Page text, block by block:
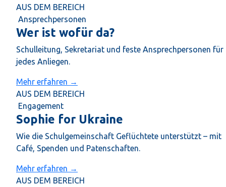
AUS DEM BEREICH
Ansprechpersonen
Wer ist wofür da?
Schulleitung, Sekretariat und feste Ansprechpersonen für
jedes Anliegen.
Mehr erfahren →
AUS DEM BEREICH
Engagement
Sophie for Ukraine
Wie die Schulgemeinschaft Geflüchtete unterstützt – mit
Café, Spenden und Patenschaften.
Mehr erfahren →
AUS DEM BEREICH